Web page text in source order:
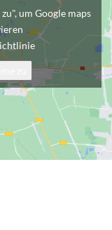
um Google maps